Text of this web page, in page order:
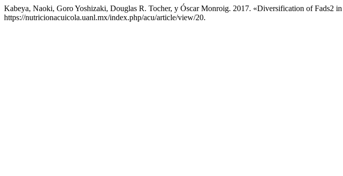
Kabeya, Naoki, Goro Yoshizaki, Douglas R. Tocher, y Óscar Monroig. 2017. «Diversification of Fads2
https://nutricionacuicola.uanl.mx/index.php/acu/article/view/20.